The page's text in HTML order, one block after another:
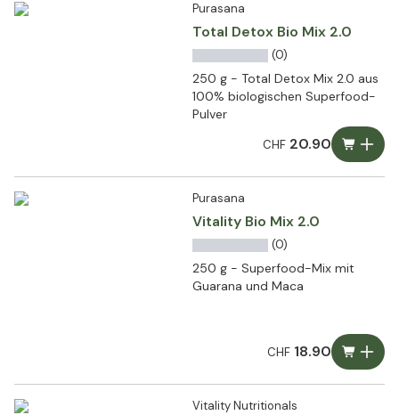
Purasana
Total Detox Bio Mix 2.0
(0)
250 g - Total Detox Mix 2.0 aus
100% biologischen Superfood-
Pulver
CHF20.90
Purasana
Vitality Bio Mix 2.0
(0)
250 g - Superfood-Mix mit
Guarana und Maca
CHF18.90
Vitality Nutritionals